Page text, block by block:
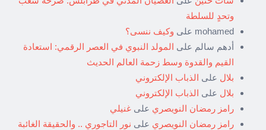
وتحدٍ للسلطة
mohamed على وكيف ننسى؟
أدهم سالم على المولد النبوي في العصر الرقمي: استعادة
القيم والقدوة وسط زحمة العالم الحديث
بلال على الذباب الإلكتروني
بلال على الذباب الإلكتروني
رامز رمضان النويصري على غنيلي
رامز رمضان النويصري على نور التاجوري .. والحقيقة الغائبة